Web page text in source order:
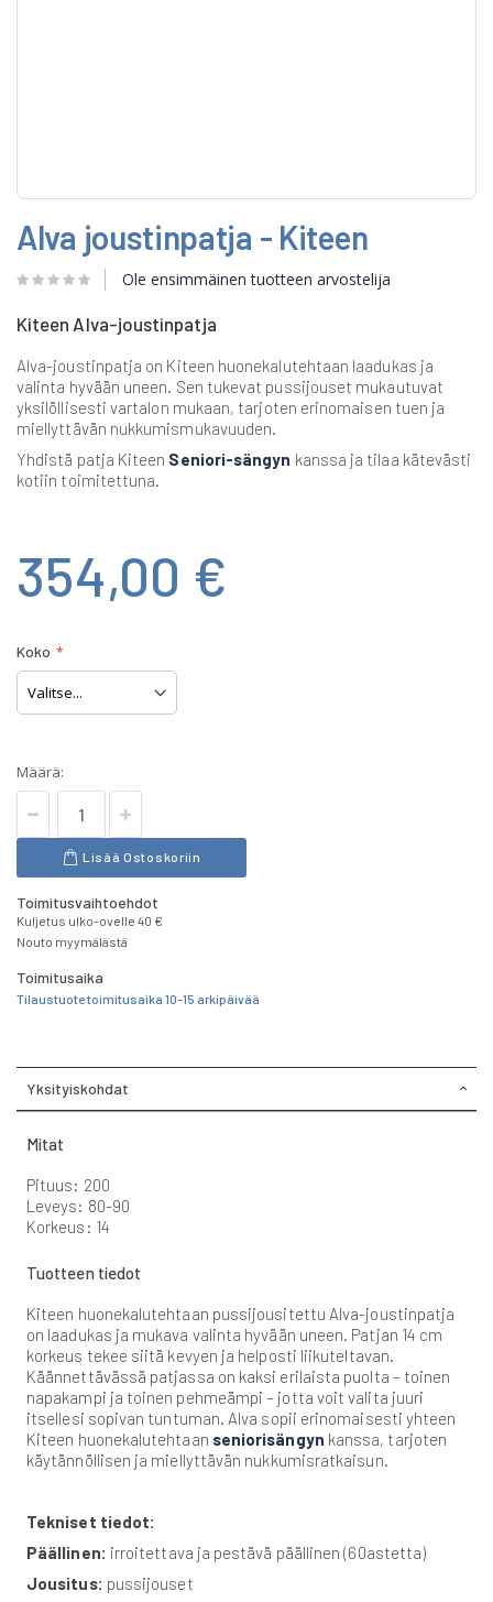
to
the
beginning
of
images
Alva joustinpatja - Kiteen
Ole ensimmäinen tuotteen arvostelija
Kiteen Alva-joustinpatja
Alva-joustinpatja on Kiteen huonekalutehtaan laadukas ja
valinta hyvään uneen. Sen tukevat pussijouset mukautuvat
yksilöllisesti vartalon mukaan, tarjoten erinomaisen tuen ja
miellyttävän nukkumismukavuuden.
Yhdistä patja Kiteen Seniori-sängyn kanssa ja tilaa kätevästi
kotiin toimitettuna.
354,00 €
Koko
Määrä:
Lisää Ostoskoriin
Toimitusvaihtoehdot
Kuljetus ulko-ovelle 40 €
Nouto myymälästä
Toimitusaika
Tilaustuote toimitusaika 10-15 arkipäivää
Yksityiskohdat
Mitat
Pituus: 200
Leveys: 80-90
Korkeus: 14
Tuotteen tiedot
Kiteen huonekalutehtaan pussijousitettu Alva-joustinpatja
on laadukas ja mukava valinta hyvään uneen. Patjan 14 cm
korkeus tekee siitä kevyen ja helposti liikuteltavan.
Käännettävässä patjassa on kaksi erilaista puolta – toinen
napakampi ja toinen pehmeämpi – jotta voit valita juuri
itsellesi sopivan tuntuman. Alva sopii erinomaisesti yhteen
Kiteen huonekalutehtaan seniorisängyn kanssa, tarjoten
käytännöllisen ja miellyttävän nukkumisratkaisun.
Tekniset tiedot:
Päällinen: irroitettava ja pestävä päällinen (60astetta)
Jousitus: pussijouset